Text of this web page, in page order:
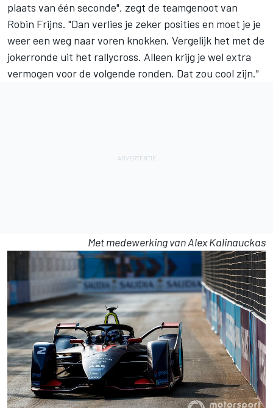
plaats van één seconde", zegt de teamgenoot van
Robin Frijns. "Dan verlies je zeker posities en moet je je
weer een weg naar voren knokken. Vergelijk het met de
jokerronde uit het rallycross. Alleen krijg je wel extra
vermogen voor de volgende ronden. Dat zou cool zijn."
Met medewerking van Alex Kalinauckas